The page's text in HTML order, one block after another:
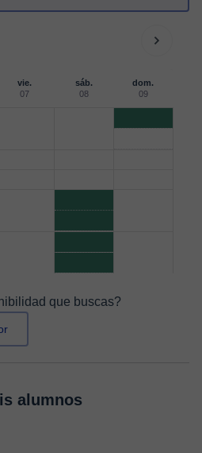
vie.
07
sáb.
08
dom.
09
que buscas?
alumnos